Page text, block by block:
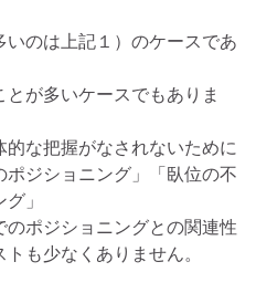
のは上記１）のケースであ
が多いケースでもありま
な把握がなされないために
ジショニング」「臥位の不
」
ポジショニングとの関連性
も少なくありません。